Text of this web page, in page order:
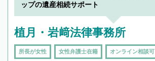
ップの遺産相続サポート
植月・岩﨑法律事務所
所長が女性 女性弁護士在籍 オンライン相談可